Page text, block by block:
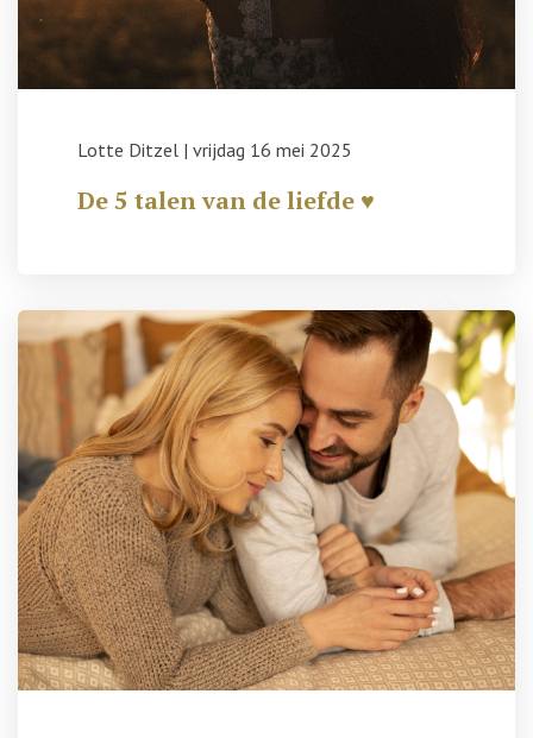
Lotte Ditzel | vrijdag 16 mei 2025
De 5 talen van de liefde ♥️